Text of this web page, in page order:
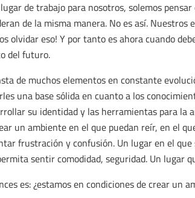
de trabajo para nosotros, solemos
de la misma manera. No es así.
olvidar eso! Y por tanto es ahora cuando
del futuro.
de muchos elementos en constante
una base sólida en cuanto a los
su identidad y las herramientas para la
un ambiente en el que puedan reír, en el
frustración y confusión. Un lugar en el
sentir comodidad, seguridad. Un lugar
es: ¿estamos en condiciones de crear un